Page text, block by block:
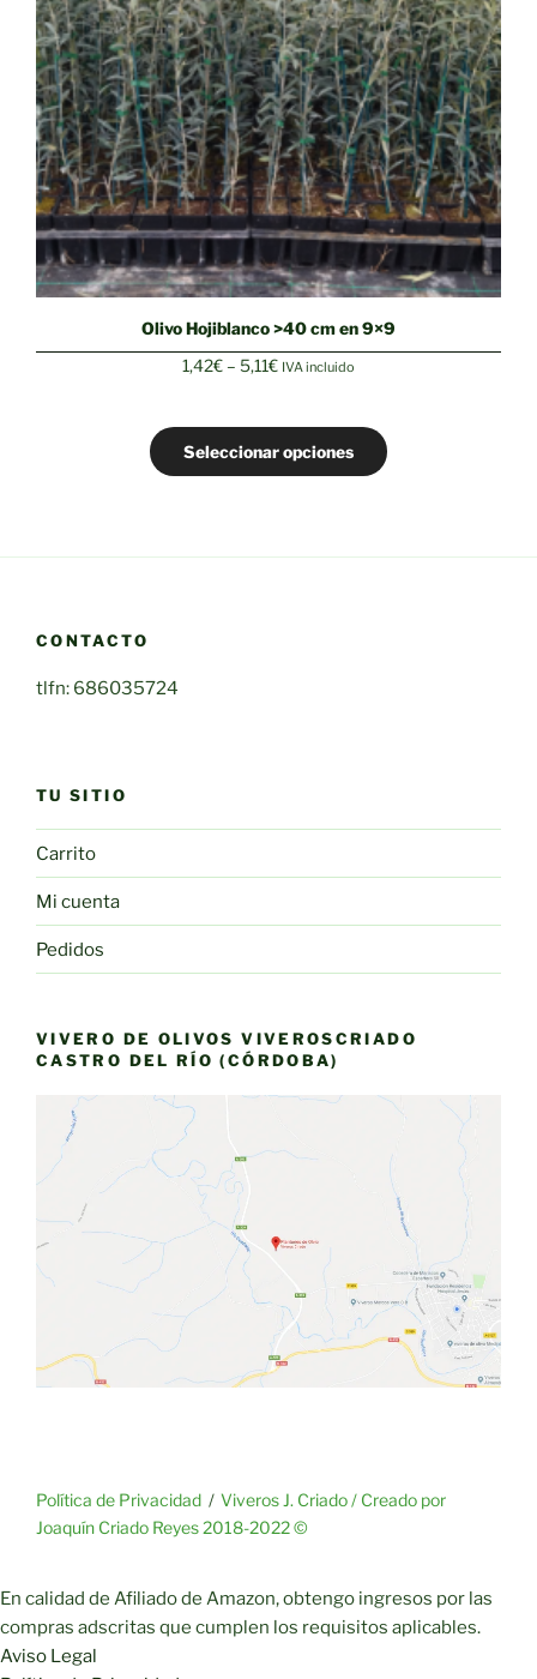
Olivo Hojiblanco >40 cm en 9×9
1,42€– 5,11€Rango
desde
IVA incluido
Seleccionar opciones
CONTACTO
tlfn: 686035724
TU SITIO
Carrito
Mi cuenta
Pedidos
VIVERO DE OLIVOS VIVEROSCRIADO
CASTRO DEL RÍO (CÓRDOBA)
Política de Privacidad
Viveros J. Criado / Creado por
Joaquín Criado Reyes 2018-2022 ©
En calidad de Afiliado de Amazon, obtengo ingresos por las
compras adscritas que cumplen los requisitos aplicables.
Aviso Legal